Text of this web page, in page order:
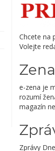
Chcete na
Volejte
Zena
e-zena je
rozumí
magazín
Zprávy